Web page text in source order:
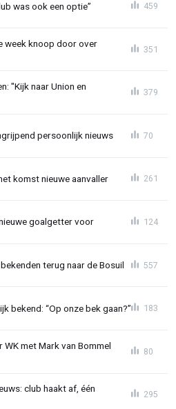
was ook een optie” 459
week knoop door over
351
"Kijk naar Union en
379
persoonlijk nieuws 70
komst nieuwe aanvaller 261
goalgetter voor 124
terug naar de Bosuil 557
bekend: “Op onze bek gaan?” 183
met Mark van Bommel
80
club haakt af, één
295